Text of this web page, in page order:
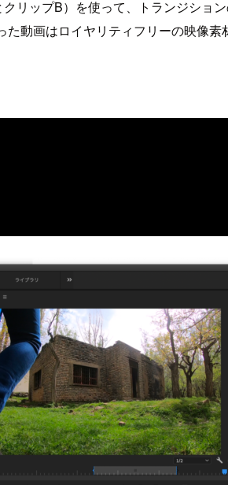
リップB）を使って、トランジショ
動画はロイヤリティフリーの映像素